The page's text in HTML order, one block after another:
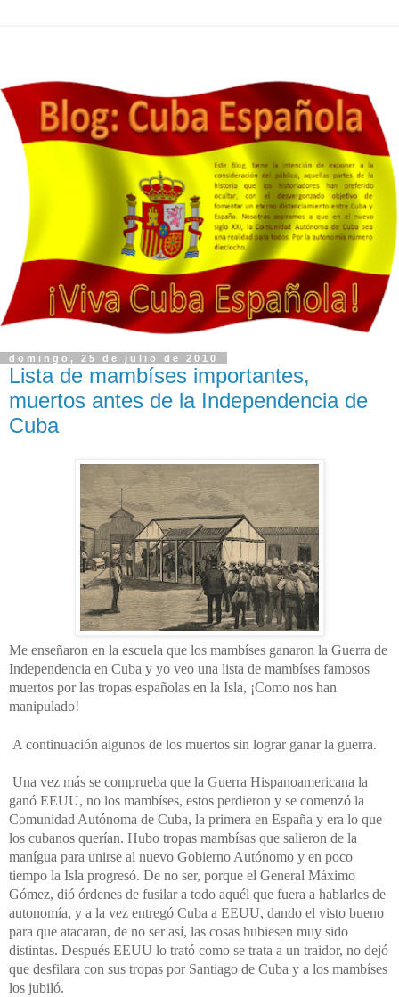
domingo, 25 de julio de 2010
Lista de mambíses importantes,
muertos antes de la Independencia de
Cuba
Me enseñaron en la escuela que los mambíses ganaron la Guerra de
Independencia en Cuba y yo veo una lista de mambíses famosos
muertos por las tropas españolas en la Isla, ¡Como nos han
manipulado!
A continuación algunos de los muertos sin lograr ganar la guerra.
Una vez más se comprueba que la Guerra Hispanoamericana la
ganó EEUU, no los mambíses, estos perdieron y se comenzó la
Comunidad Autónoma de Cuba, la primera en España y era lo que
los cubanos querían. Hubo tropas mambísas que salieron de la
manígua para unirse al nuevo Gobierno Autónomo y en poco
tiempo la Isla progresó. De no ser, porque el General Máximo
Gómez, dió órdenes de fusilar a todo aquél que fuera a hablarles de
autonomía, y a la vez entregó Cuba a EEUU, dando el visto bueno
para que atacaran, de no ser así, las cosas hubiesen muy sido
distintas. Después EEUU lo trató como se trata a un traidor, no dejó
que desfilara con sus tropas por Santiago de Cuba y a los mambíses
los jubiló.